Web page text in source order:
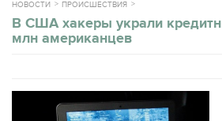
НОВОСТИ ПРОИСШЕСТВИЯ
В США хакеры украли
млн американцев